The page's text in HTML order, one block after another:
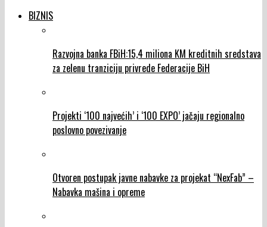
BIZNIS
Razvojna banka FBiH:15,4 miliona KM kreditnih sredstava
za zelenu tranziciju privrede Federacije BiH
Projekti ‘100 najvećih’ i ‘100 EXPO’ jačaju regionalno
poslovno povezivanje
Otvoren postupak javne nabavke za projekat “NexFab” –
Nabavka mašina i opreme